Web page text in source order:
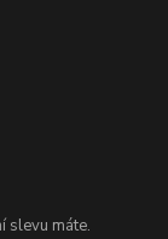
slevu máte.